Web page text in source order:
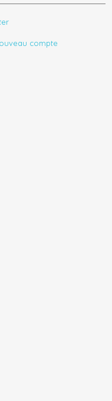
compte